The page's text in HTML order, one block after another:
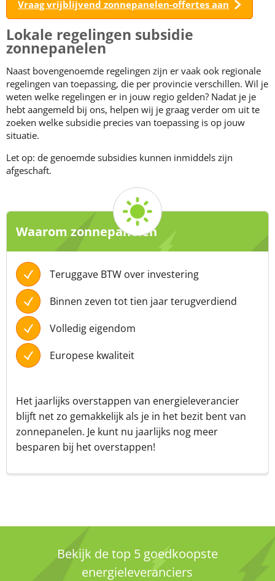
Vraag vrijblijvend zonnepanelen-offertes aan
Lokale regelingen subsidie
zonnepanelen
Naast bovengenoemde regelingen zijn er vaak ook regionale
regelingen van toepassing, die per provincie verschillen. Wil je
weten welke regelingen er in jouw regio gelden? Nadat je je
hebt aangemeld bij ons, helpen wij je graag verder om uit te
zoeken welke subsidie precies van toepassing is op jouw
situatie.
Let op: de genoemde subsidies kunnen inmiddels zijn
afgeschaft.
Waarom zonnepanelen
Teruggave BTW over investering
Binnen zeven tot tien jaar terugverdiend
Volledig eigendom
Europese kwaliteit
Het jaarlijks overstappen van energieleverancier
blijft net zo gemakkelijk als je in het bezit bent van
zonnepanelen. Je kunt nu jaarlijks nog meer
besparen bij het overstappen!
Bekijk de top 5 goedkoopste
energieleveranciers